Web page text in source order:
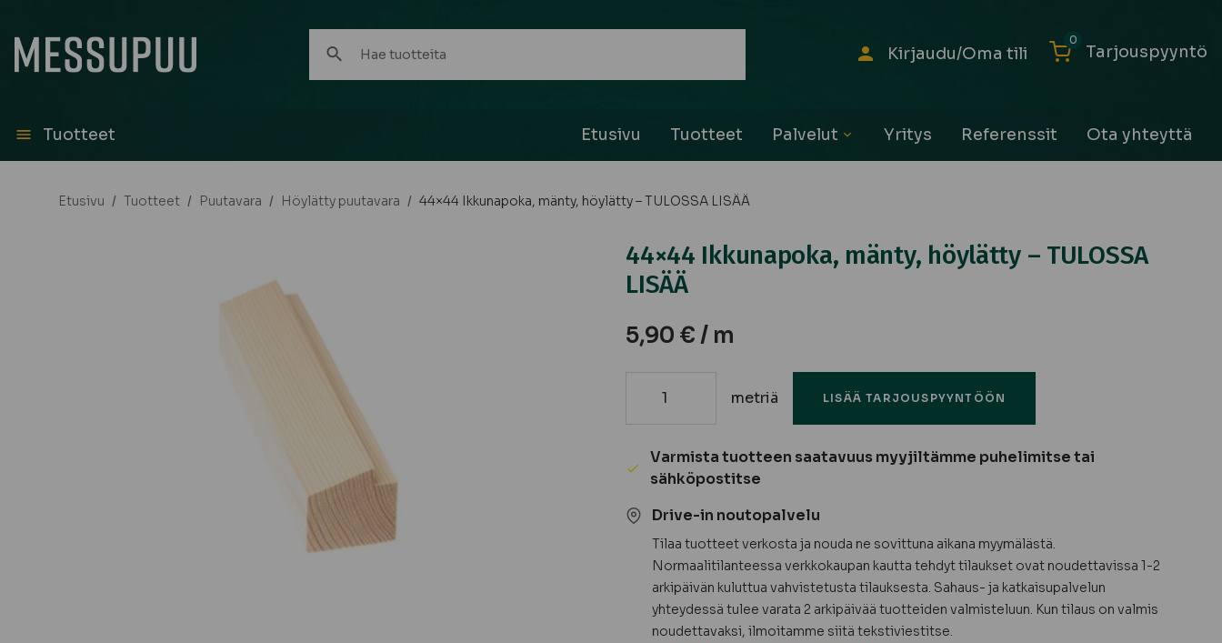
tuotteita:
Kirjaudu/Oma tili Tarjouspyyntö
0
Tuotteet Etusivu Tuotteet Palvelut Yritys Referenssit Ota yhteyttä
Etusivu / Tuotteet / Puutavara / Höylätty puutavara / 44×44 Ikkunapoka, mänty, höylätty – TULOSSA LISÄÄ
44×44 Ikkunapoka, mänty, höylätty – TULOSSA
LISÄÄ
5,90 € / m
44x44
mänty,
höylätty
TULOSSA
LISÄÄ
määrä
metriä LISÄÄ TARJOUSPYYNTÖÖN
Varmista tuotteen saatavuus myyjiltämme puhelimitse tai
sähköpostitse
Drive-in noutopalvelu
Tilaa tuotteet verkosta ja nouda ne sovittuna aikana myymälästä.
Normaalitilanteessa verkkokaupan kautta tehdyt tilaukset ovat noudettavissa 1-2
arkipäivän kuluttua vahvistetusta tilauksesta. Sahaus- ja katkaisupalvelun
yhteydessä tulee varata 2 arkipäivää tuotteiden valmisteluun. Kun tilaus on valmis
noudettavaksi, ilmoitamme siitä tekstiviestitse.